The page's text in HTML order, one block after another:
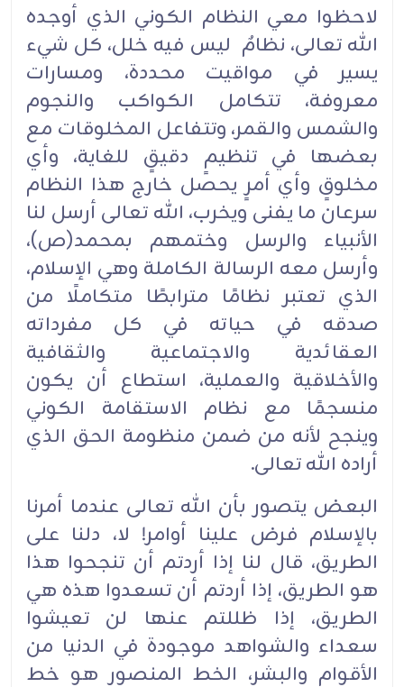
لاحظوا معي النظام الكوني الذي أوجده
الله تعالى، نظامٌ ليس فيه خلل، كل شيء
يسير في مواقيت محددة، ومسارات
معروفة، تتكامل الكواكب والنجوم
والشمس والقمر، وتتفاعل المخلوقات مع
بعضها في تنظيمٍ دقيقٍ للغاية، وأي
مخلوقٍ وأي أمرٍ يحصل خارج هذا النظام
سرعان ما يفنى ويخرب، الله تعالى أرسل لنا
الأنبياء والرسل وختمهم بمحمد(ص)،
وأرسل معه الرسالة الكاملة وهي الإسلام،
الذي تعتبر نظامًا مترابطًا متكاملًا من
صدقه في حياته في كل مفرداته
العقائدية والاجتماعية والثقافية
والأخلاقية والعملية، استطاع أن يكون
منسجمًا مع نظام الاستقامة الكوني
وينجح لأنه من ضمن منظومة الحق الذي
أراده الله تعالى.
البعض يتصور بأن الله تعالى عندما أمرنا
بالإسلام فرض علينا أوامر! لا، دلنا على
الطريق، قال لنا إذا أردتم أن تنجحوا هذا
هو الطريق، إذا أردتم أن تسعدوا هذه هي
الطريق، إذا ظللتم عنها لن تعيشوا
سعداء والشواهد موجودة في الدنيا من
الأقوام والبشر، الخط المنصور هو خط